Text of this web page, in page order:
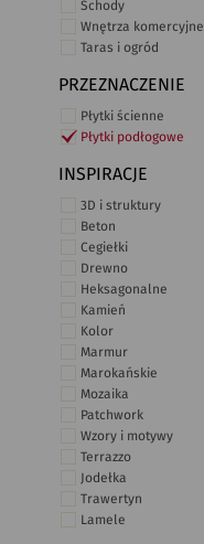
Schody
Wnętrza komercyjne
Taras i ogród
PRZEZNACZENIE
Płytki ścienne
Płytki podłogowe
INSPIRACJE
3D i struktury
Beton
Cegiełki
Drewno
Heksagonalne
Kamień
Kolor
Marmur
Marokańskie
Mozaika
Patchwork
Wzory i motywy
Terrazzo
Jodełka
Trawertyn
Lamele